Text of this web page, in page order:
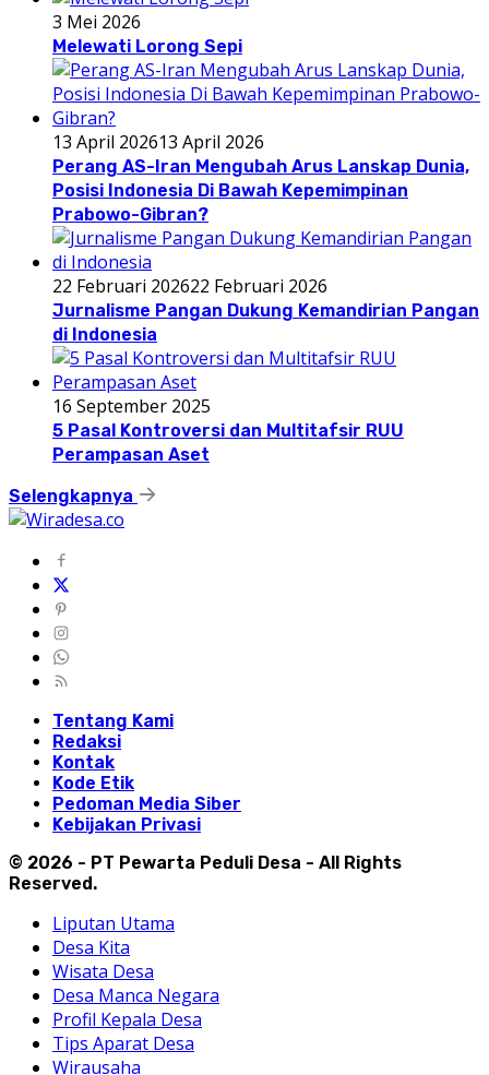
3 Mei 2026
Melewati Lorong Sepi
13 April 202613 April 2026
Perang AS-Iran Mengubah Arus Lanskap Dunia,
Posisi Indonesia Di Bawah Kepemimpinan
Prabowo-Gibran?
22 Februari 202622 Februari 2026
Jurnalisme Pangan Dukung Kemandirian Pangan
di Indonesia
16 September 2025
5 Pasal Kontroversi dan Multitafsir RUU
Perampasan Aset
Selengkapnya
Tentang Kami
Redaksi
Kontak
Kode Etik
Pedoman Media Siber
Kebijakan Privasi
© 2026 - PT Pewarta Peduli Desa - All Rights
Reserved.
Liputan Utama
Desa Kita
Wisata Desa
Desa Manca Negara
Profil Kepala Desa
Tips Aparat Desa
Wirausaha